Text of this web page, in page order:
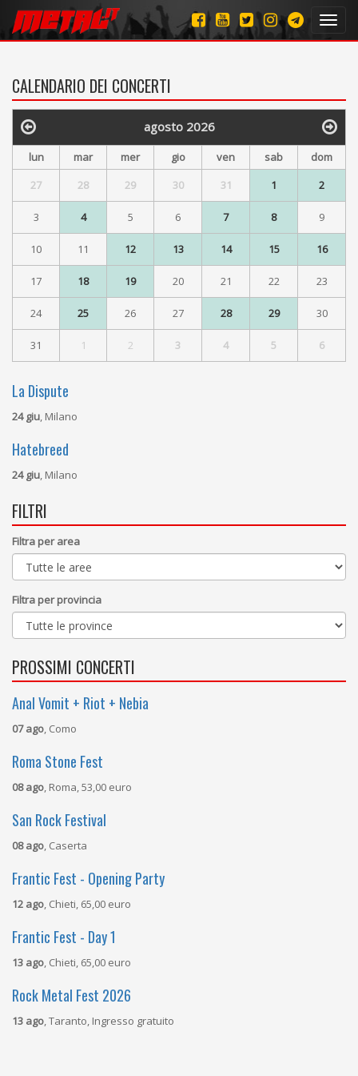
CALENDARIO DEI CONCERTI
agosto 2026
lun mar mer gio ven sab
dom
27
28 29 30 31 1 2
3 4 5 6 7 8 9
10 11 12 13 14 15 16
17 18 19 20 21 22 23
24 25 26 27 28 29 30
31 1 2 3 4 5 6
La Dispute
24 giu, Milano
Hatebreed
24 giu, Milano
FILTRI
Filtra per area
Filtra per provincia
PROSSIMI CONCERTI
Anal Vomit + Riot + Nebia
07 ago, Como
Roma Stone Fest
08 ago, Roma, 53,00 euro
San Rock Festival
08 ago, Caserta
Frantic Fest - Opening Party
12 ago, Chieti, 65,00 euro
Frantic Fest - Day 1
13 ago, Chieti, 65,00 euro
Rock Metal Fest 2026
13 ago, Taranto, Ingresso gratuito